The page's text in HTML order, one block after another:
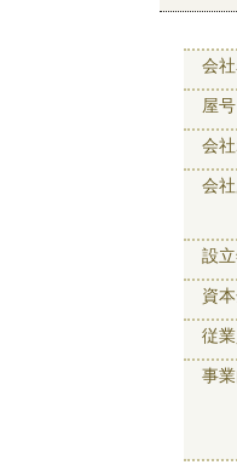
会
屋号
会
会
設
資
従
事